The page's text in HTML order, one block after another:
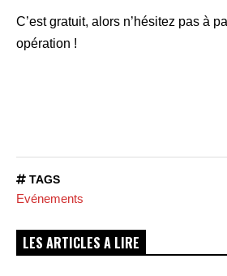
C’est gratuit, alors n’hésitez pas à
opération !
TAGS
Evénements
LES ARTICLES A LIRE